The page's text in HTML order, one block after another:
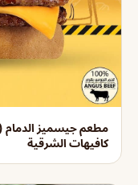
مطعم جيسميز الدمام (
كافيهات الشرقية